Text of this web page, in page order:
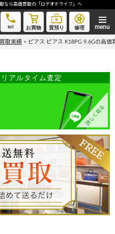
なら高価買取の「ロデオドライブ」へ
tel お買物 質預り 修理
デオドライブ」へ
査定
物を売りたい方へ
取申込
売りたい方へ
取申込
買取実績 > ピアス ピアス K18PG 9.6Gの高価
アルタイム査定